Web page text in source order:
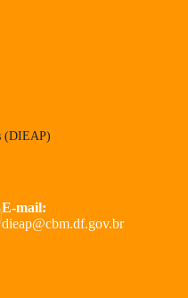
(DIEAP)
E-mail:
dieap@cbm.df.gov.br